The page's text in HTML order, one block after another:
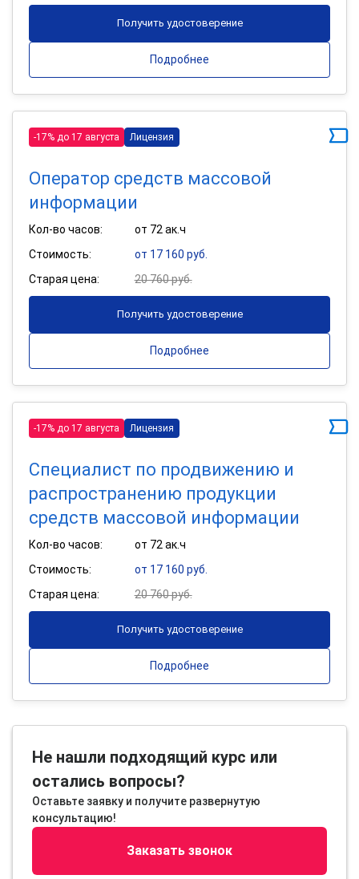
Получить удостоверение
Подробнее
-17% до 17 августа Лицензия
Оператор средств массовой
информации
Кол-во часов:
от 72 ак.ч
Стоимость:
от 17 160 руб.
Старая цена:
20 760 руб.
Получить удостоверение
Подробнее
-17% до 17 августа Лицензия
Специалист по продвижению и
распространению продукции
средств массовой информации
Кол-во часов:
от 72 ак.ч
Стоимость:
от 17 160 руб.
Старая цена:
20 760 руб.
Получить удостоверение
Подробнее
Не нашли подходящий курс или
остались вопросы?
Оставьте заявку и получите развернутую
консультацию!
Заказать звонок